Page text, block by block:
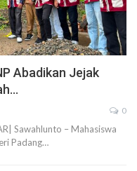
Abadikan Jejak
0
Sawahlunto – Mahasiswa
Padang…